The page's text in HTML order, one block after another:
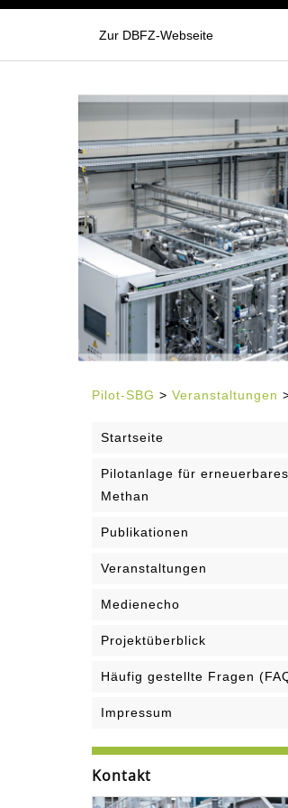
Zur DBFZ-Webseite
Pilot-SBG > Veranstaltungen
Startseite
Pilotanlage für erneuerbares
Methan
Publikationen
Veranstaltungen
Medienecho
Projektüberblick
Häufig gestellte Fragen
Impressum
Kontakt